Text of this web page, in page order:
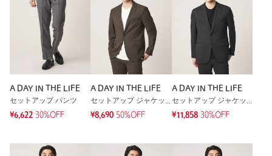
A DAY IN THE LIFE
セットアップ パンツ
¥6,622 30%OFF
A DAY IN THE LIFE
セットアップ ジャケット
¥8,690 50%OFF
A DAY IN THE LIFE
セットアップ ジャケット
¥11,858 30%OFF